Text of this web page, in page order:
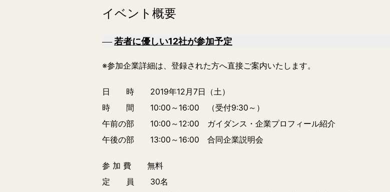
イベント概要
若者に優しい12社が参加予定
※参加企業詳細は、登録された方へ直接ご案内いたします。
日 時 2019年12月7日（土）
時 間 10:00～16:00 （受付9:30～）
午前の部 10:00～12:00 ガイダンス・企業プロフィール紹介
午後の部 13:00～16:00 合同企業説明会
参 加 費 無料
定 員 30名